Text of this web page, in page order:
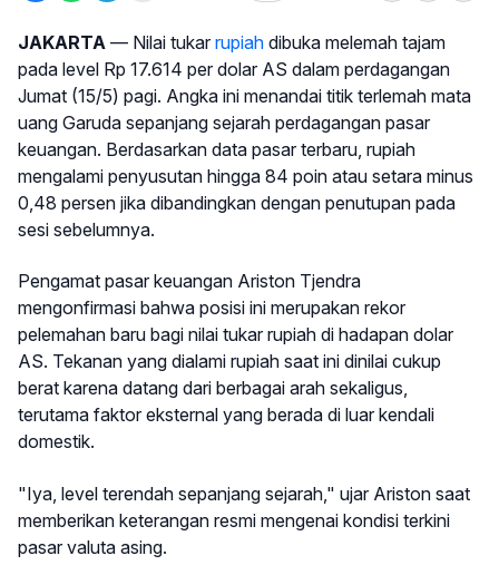
JAKARTA — Nilai tukar rupiah dibuka melemah tajam
pada level Rp 17.614 per dolar AS dalam perdagangan
Jumat (15/5) pagi. Angka ini menandai titik terlemah mata
uang Garuda sepanjang sejarah perdagangan pasar
keuangan. Berdasarkan data pasar terbaru, rupiah
mengalami penyusutan hingga 84 poin atau setara minus
0,48 persen jika dibandingkan dengan penutupan pada
sesi sebelumnya.
Pengamat pasar keuangan Ariston Tjendra
mengonfirmasi bahwa posisi ini merupakan rekor
pelemahan baru bagi nilai tukar rupiah di hadapan dolar
AS. Tekanan yang dialami rupiah saat ini dinilai cukup
berat karena datang dari berbagai arah sekaligus,
terutama faktor eksternal yang berada di luar kendali
domestik.
"Iya, level terendah sepanjang sejarah," ujar Ariston saat
memberikan keterangan resmi mengenai kondisi terkini
pasar valuta asing.